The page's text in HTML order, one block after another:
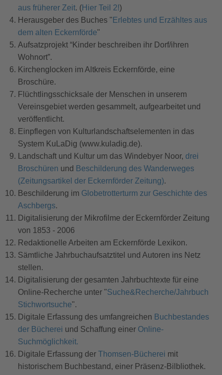
aus früherer Zeit. (Hier Teil 2!)
Herausgeber des Buches " Erlebtes und Erzähltes aus
dem alten Eckernförde"
Aufsatzprojekt “Kinder beschreiben ihr Dorf/ihren
Wohnort”.
Kirchenglocken im Altkreis Eckernförde, eine
Broschüre.
Flüchtlingsschicksale der Menschen in unserem
Vereinsgebiet werden gesammelt, aufgearbeitet und
veröffentlicht.
Einpflegen von Kulturlandschaftselementen in das
System KuLaDig (www.kuladig.de).
Landschaft und Kultur um das Windebyer Noor, drei
Broschüren und Beschilderung des Wanderweges
(Zeitungsartikel der Eckernförder Zeitung).
Beschilderung im Globetrotterturm zur Geschichte des
Aschbergs.
Digitalisierung der Mikrofilme der Eckernförder Zeitung
von 1853 - 2006
Redaktionelle Arbeiten am Eckernförde Lexikon.
Sämtliche Jahrbuchaufsatztitel und Autoren ins Netz
stellen.
Digitalisierung der gesamten Jahrbuchtexte für eine
Online-Recherche unter "Suche&Recherche/Jahrbuch
Stichwortsuche".
Digitale Erfassung des umfangreichen Buchbestandes
der Bücherei und Schaffung einer Online-
Suchmöglichkeit.
Digitale Erfassung der Thomsen-Bücherei mit
historischem Buchbestand, einer Präsenz-Bilbliothek.